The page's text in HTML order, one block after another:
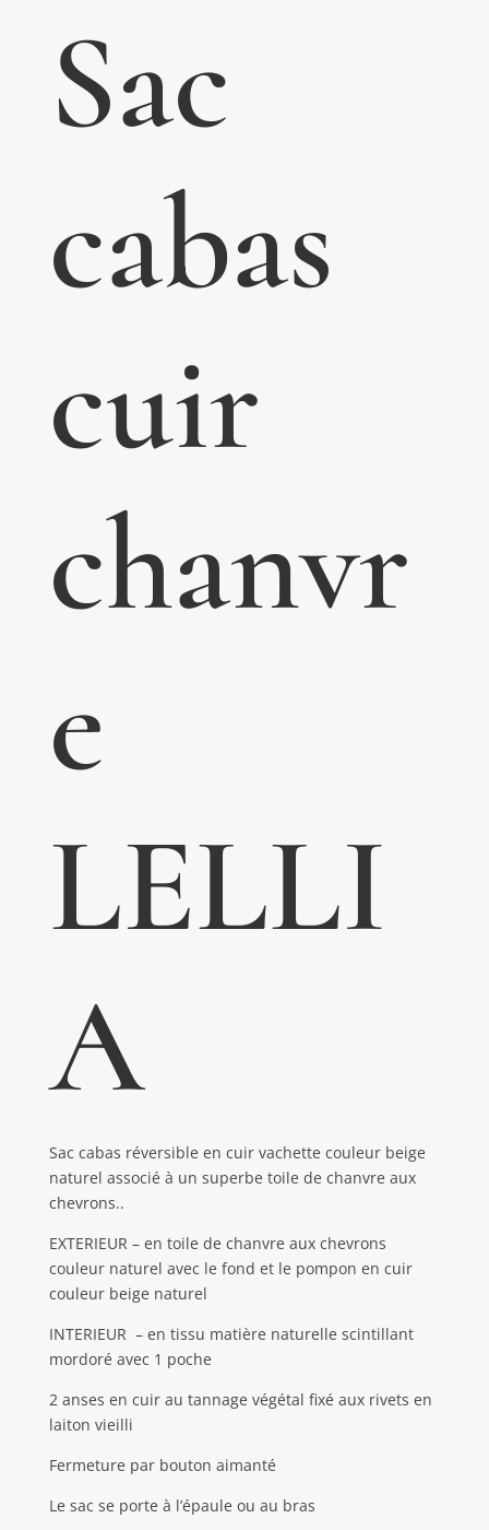
Sac
cabas
cuir
chanvr
e
LELLI
A
Sac cabas réversible en cuir vachette couleur beige
naturel associé à un superbe toile de chanvre aux
chevrons..
EXTERIEUR – en toile de chanvre aux chevrons
couleur naturel avec le fond et le pompon en cuir
couleur beige naturel
INTERIEUR – en tissu matière naturelle scintillant
mordoré avec 1 poche
2 anses en cuir au tannage végétal fixé aux rivets en
laiton vieilli
Fermeture par bouton aimanté
Le sac se porte à l’épaule ou au bras